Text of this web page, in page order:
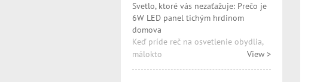
Svetlo, ktoré vás nezaťažuje: Prečo je
6W LED panel tichým hrdinom
domova
Keď príde reč na osvetlenie obydlia,
málokto
View >